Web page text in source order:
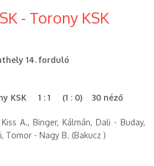
- Torony KSK
14. forduló
KSK 1 : 1 (1 : 0) 30 néző
A., Binger, Kálmán, Dali - Buday,
Tomor - Nagy B. (Bakucz )